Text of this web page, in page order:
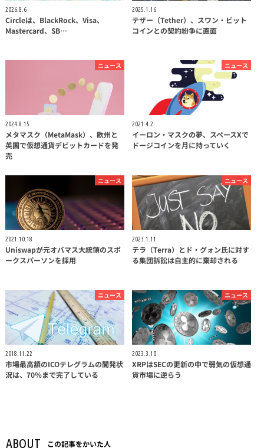
2026.8.6
Circleは、BlackRock、Visa、
Mastercard、SB…
2025.1.16
テザー（Tether）、スワン・ビット
コインとの契約紛争に直面
ニュース
2024.8.15
メタマスク（MetaMask）、欧州と
英国で仮想通貨デビットカードを発
売
ニュース
2021.4.2
イーロン・マスクの夢、スペースXで
ドージコインを月に持っていく
ニュース
2021.10.18
Uniswapが元オバマス大統領のスポ
ークスパーソンを採用
ニュース
2023.1.11
テラ（Terra）とド・グォン氏に対す
る集団訴訟は自主的に棄却される
ニュース
2018.11.22
市場最高額のICOテレグラムの開発状
況は、70％まで完了している
ニュース
2023.3.10
XRPはSECの更新の中で弱気の仮想通
貨市場に逆らう
ABOUT この記事をかいた人